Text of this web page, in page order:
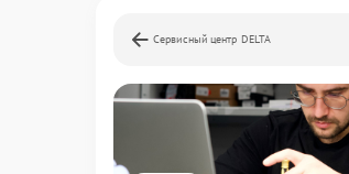
Сервисный центр DELTA